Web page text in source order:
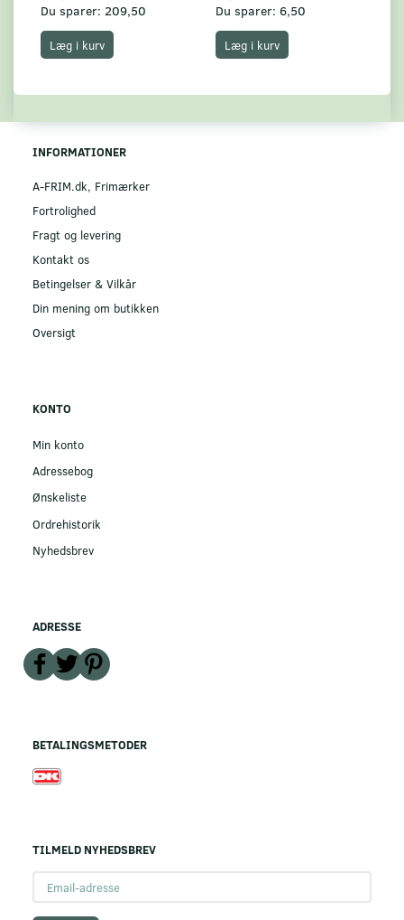
Du sparer: 209,50
Læg i kurv
Du sparer: 6,50
Læg i kurv
INFORMATIONER
A-FRIM.dk, Frimærker
Fortrolighed
Fragt og levering
Kontakt os
Betingelser & Vilkår
Din mening om butikken
Oversigt
KONTO
Min konto
Adressebog
Ønskeliste
Ordrehistorik
Nyhedsbrev
ADRESSE
BETALINGSMETODER
TILMELD NYHEDSBREV
adresse